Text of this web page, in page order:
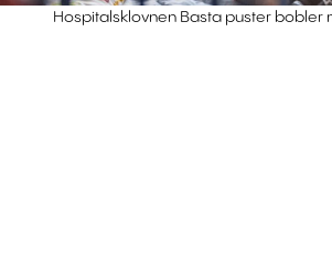
Hospitalsklovnen Basta puster bobler